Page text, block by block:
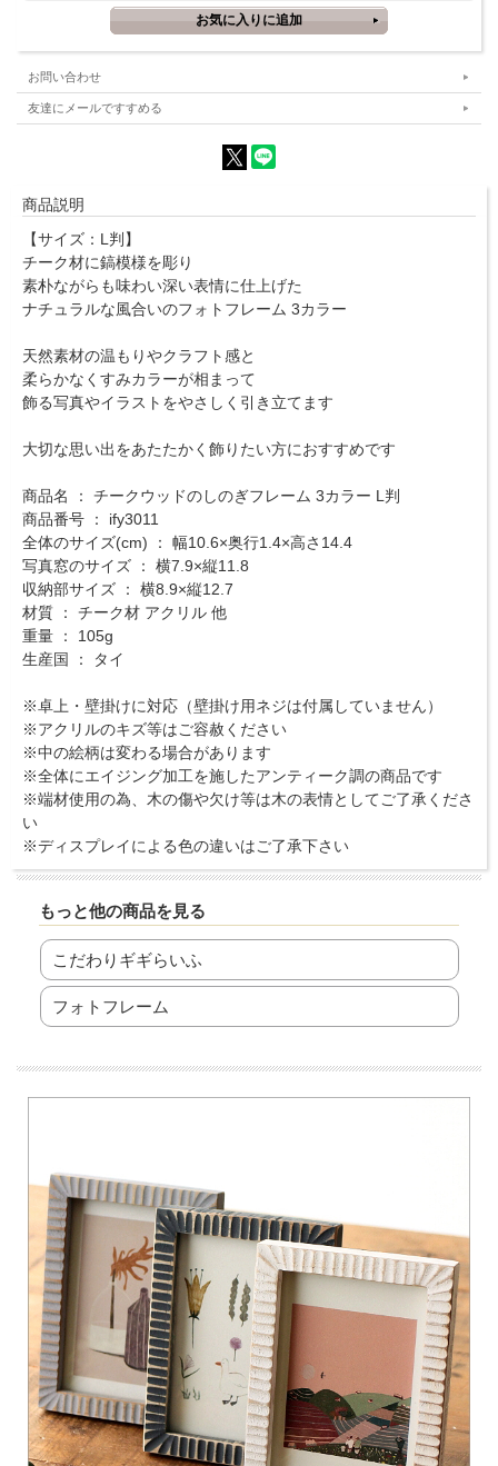
お問い合わせ
友達にメールですすめる
商品説明
【サイズ：L判】
チーク材に鎬模様を彫り
素朴ながらも味わい深い表情に仕上げた
ナチュラルな風合いのフォトフレーム 3カラー
天然素材の温もりやクラフト感と
柔らかなくすみカラーが相まって
飾る写真やイラストをやさしく引き立てます
大切な思い出をあたたかく飾りたい方におすすめです
商品名 ： チークウッドのしのぎフレーム 3カラー L判
商品番号 ： ify3011
全体のサイズ(cm) ： 幅10.6×奥行1.4×高さ14.4
写真窓のサイズ ： 横7.9×縦11.8
収納部サイズ ： 横8.9×縦12.7
材質 ： チーク材 アクリル 他
重量 ： 105g
生産国 ： タイ
※卓上・壁掛けに対応（壁掛け用ネジは付属していません）
※アクリルのキズ等はご容赦ください
※中の絵柄は変わる場合があります
※全体にエイジング加工を施したアンティーク調の商品です
※端材使用の為、木の傷や欠け等は木の表情としてご了承くださ
い
※ディスプレイによる色の違いはご了承下さい
もっと他の商品を見る
こだわりギギらいふ
フォトフレーム